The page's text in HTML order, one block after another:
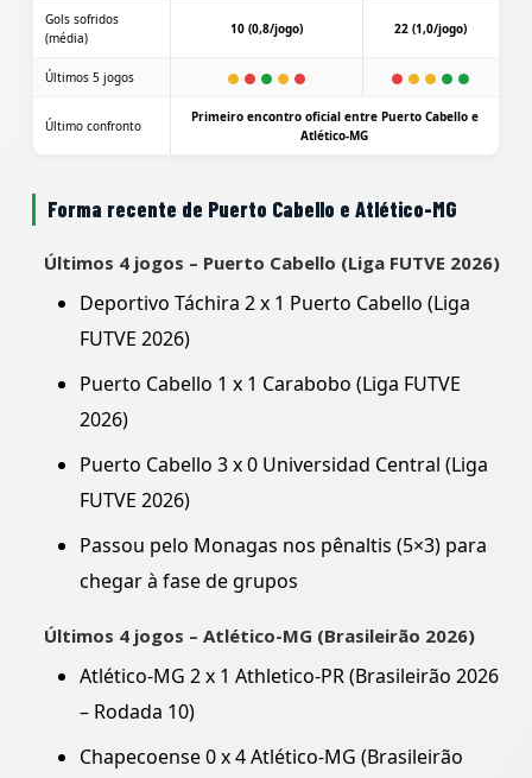
Gols sofridos
(média)
10 (0,8/jogo) 22 (1,0/jogo)
Últimos 5 jogos
Último confronto
Primeiro encontro oficial entre Puerto Cabello e
Atlético-MG
Forma recente de Puerto Cabello e Atlético-MG
Últimos 4 jogos – Puerto Cabello (Liga FUTVE 2026)
Deportivo Táchira 2 x 1 Puerto Cabello (Liga
FUTVE 2026)
Puerto Cabello 1 x 1 Carabobo (Liga FUTVE
2026)
Puerto Cabello 3 x 0 Universidad Central (Liga
FUTVE 2026)
Passou pelo Monagas nos pênaltis (5×3) para
chegar à fase de grupos
Últimos 4 jogos – Atlético-MG (Brasileirão 2026)
Atlético-MG 2 x 1 Athletico-PR (Brasileirão 2026
– Rodada 10)
Chapecoense 0 x 4 Atlético-MG (Brasileirão